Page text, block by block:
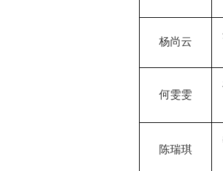
杨尚云
何雯雯
陈瑞琪